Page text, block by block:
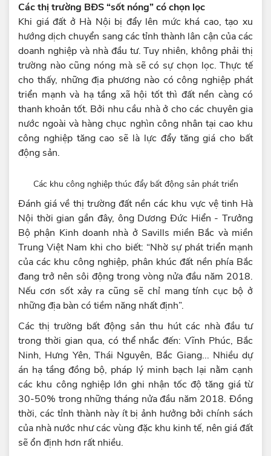
Các thị trường BĐS “sốt nóng” có chọn lọc
Khi giá đất ở Hà Nội bị đẩy lên mức khá cao, tạo xu
hướng dịch chuyển sang các tỉnh thành lân cận của các
doanh nghiệp và nhà đầu tư. Tuy nhiên, không phải thị
trường nào cũng nóng mà sẽ có sự chọn lọc. Thực tế
cho thấy, những địa phương nào có công nghiệp phát
triển mạnh và hạ tầng xã hội tốt thì đất nền càng có
thanh khoản tốt. Bởi nhu cầu nhà ở cho các chuyên gia
nước ngoài và hàng chục nghìn công nhân tại cao khu
công nghiệp tăng cao sẽ là lực đẩy tăng giá cho bất
động sản.
Các khu công nghiệp thúc đẩy bất động sản phát triển
Đánh giá về thị trường đất nền các khu vực vệ tinh Hà
Nội thời gian gần đây, ông Dương Đức Hiển - Trưởng
Bộ phận Kinh doanh nhà ở Savills miền Bắc và miền
Trung Việt Nam khi cho biết: “Nhờ sự phát triển mạnh
của các khu công nghiệp, phân khúc đất nền phía Bắc
đang trở nên sôi động trong vòng nửa đầu năm 2018.
Nếu cơn sốt xảy ra cũng sẽ chỉ mang tính cục bộ ở
những địa bàn có tiềm năng nhất định”.
Các thị trường bất động sản thu hút các nhà đầu tư
trong thời gian qua, có thể nhắc đến: Vĩnh Phúc, Bắc
Ninh, Hưng Yên, Thái Nguyên, Bắc Giang... Nhiều dự
án hạ tầng đồng bộ, pháp lý minh bạch lại nằm cạnh
các khu công nghiệp lớn ghi nhận tốc độ tăng giá từ
30-50% trong những tháng nửa đầu năm 2018. Đồng
thời, các tỉnh thành này ít bị ảnh hưởng bởi chính sách
của nhà nước như các vùng đặc khu kinh tế, nên giá đất
sẽ ổn định hơn rất nhiều.